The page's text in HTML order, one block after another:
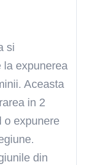
si
la expunerea
Aceasta
in 2
o expunere
din